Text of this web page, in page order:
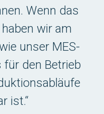
Wenn das
wir am
unser MES-
für den Betrieb
ist.“